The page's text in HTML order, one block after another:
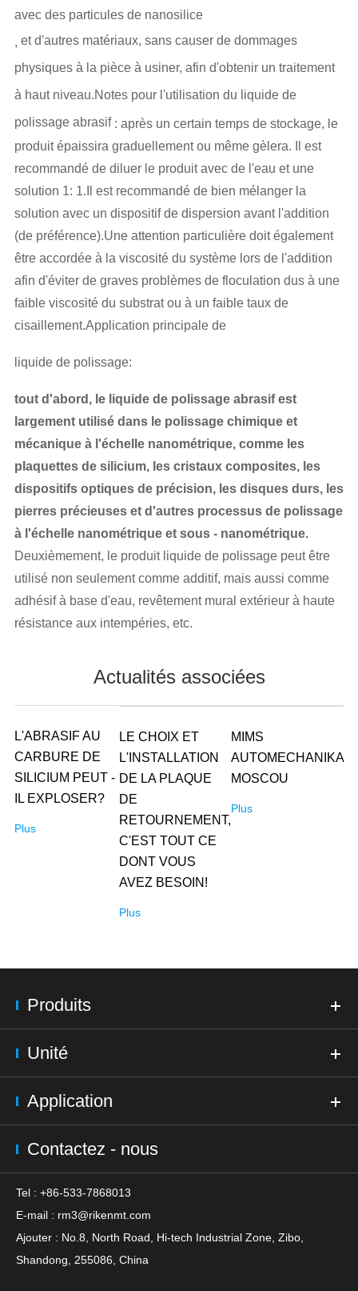
avec des particules de nanosilice
, et d'autres matériaux, sans causer de dommages
physiques à la pièce à usiner, afin d'obtenir un traitement
à haut niveau.Notes pour l'utilisation du liquide de
polissage abrasif : après un certain temps de stockage, le
produit épaissira graduellement ou même gèlera. Il est
recommandé de diluer le produit avec de l'eau et une
solution 1: 1.Il est recommandé de bien mélanger la
solution avec un dispositif de dispersion avant l'addition
(de préférence).Une attention particulière doit également
être accordée à la viscosité du système lors de l'addition
afin d'éviter de graves problèmes de floculation dus à une
faible viscosité du substrat ou à un faible taux de
cisaillement.Application principale de
liquide de polissage:
tout d'abord, le liquide de polissage abrasif est
largement utilisé dans le polissage chimique et
mécanique à l'échelle nanométrique, comme les
plaquettes de silicium, les cristaux composites, les
dispositifs optiques de précision, les disques durs, les
pierres précieuses et d'autres processus de polissage
à l'échelle nanométrique et sous - nanométrique.
Deuxièmement, le produit liquide de polissage peut être
utilisé non seulement comme additif, mais aussi comme
adhésif à base d'eau, revêtement mural extérieur à haute
résistance aux intempéries, etc.
Actualités associées
L'ABRASIF AU
CARBURE DE
SILICIUM PEUT -
IL EXPLOSER?
Plus
LE CHOIX ET
L'INSTALLATION
DE LA PLAQUE
DE
RETOURNEMENT,
C'EST TOUT CE
DONT VOUS
AVEZ BESOIN!
Plus
MIMS
AUTOMECHANIKA
MOSCOU
Plus
Produits
Unité
Application
Contactez - nous
Tel : +86-533-7868013
E-mail : rm3@rikenmt.com
Ajouter : No.8, North Road, Hi-tech Industrial Zone, Zibo,
Shandong, 255086, China